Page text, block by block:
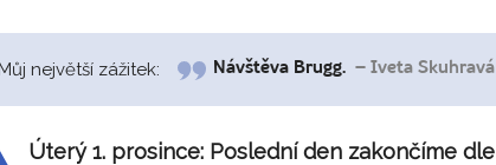
největší zážitek: Návštěva Brugg. – Iveta Skuhravá
Úterý 1. prosince: Poslední den zakončíme dle